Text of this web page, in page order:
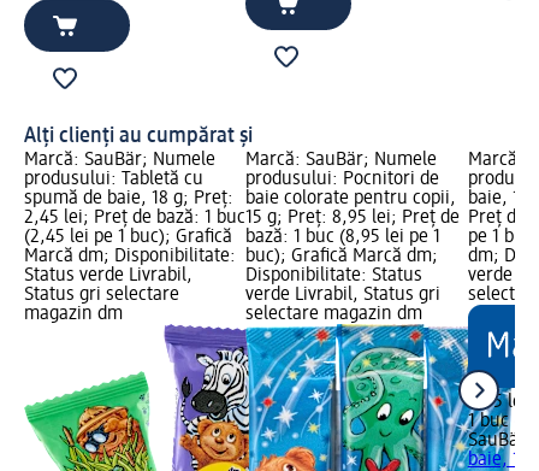
Alți clienți au cumpărat și
Marcă: SauBär; Numele
produsului: Tabletă cu
spumă de baie, 18 g; Preț:
2,45 lei; Preț de bază: 1 buc
(2,45 lei pe 1 buc); Grafică
Marcă dm; Disponibilitate:
Status verde Livrabil,
Status gri selectare
magazin dm
Marcă: SauBär; Numele
produsului: Pocnitori de
baie colorate pentru copii,
15 g; Preț: 8,95 lei; Preț de
bază: 1 buc (8,95 lei pe 1
buc); Grafică Marcă dm;
Disponibilitate: Status
verde Livrabil, Status gri
selectare magazin dm
Marcă:
baie, 1
Preț de
pe 1
dm;
verde
8,95 lei
1 buc
SauBär
baie, 1